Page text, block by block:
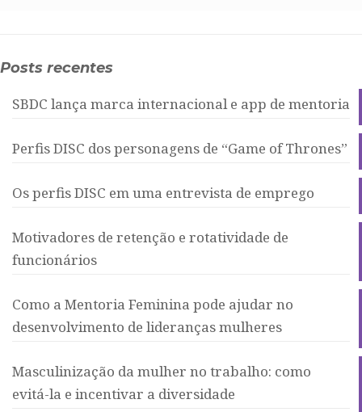
Posts recentes
SBDC lança marca internacional e app de mentoria
Perfis DISC dos personagens de “Game of Thrones”
Os perfis DISC em uma entrevista de emprego
Motivadores de retenção e rotatividade de
funcionários
Como a Mentoria Feminina pode ajudar no
desenvolvimento de lideranças mulheres
Masculinização da mulher no trabalho: como
evitá-la e incentivar a diversidade